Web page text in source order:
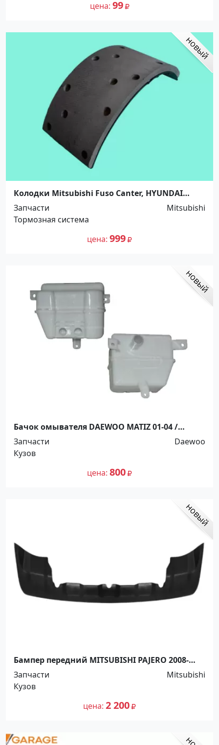
цена 99
Колодки Mitsubishi Fuso Canter, HYUNDAI
HD78. Распродажа! До -100%! Краснодар
Запчасти
Mitsubishi
Тормозная система
цена 999
Бачок омывателя DAEWOO MATIZ 01-04 /
CHEVROLET SPARK 98-05 / CHERY QQ без мотора
Краснодар
Запчасти
Daewoo
Кузов
цена 800
Бампер передний MITSUBISHI PAJERO 2008-
2013 нижняя часть Краснодар
Запчасти
Mitsubishi
Кузов
цена 2 200